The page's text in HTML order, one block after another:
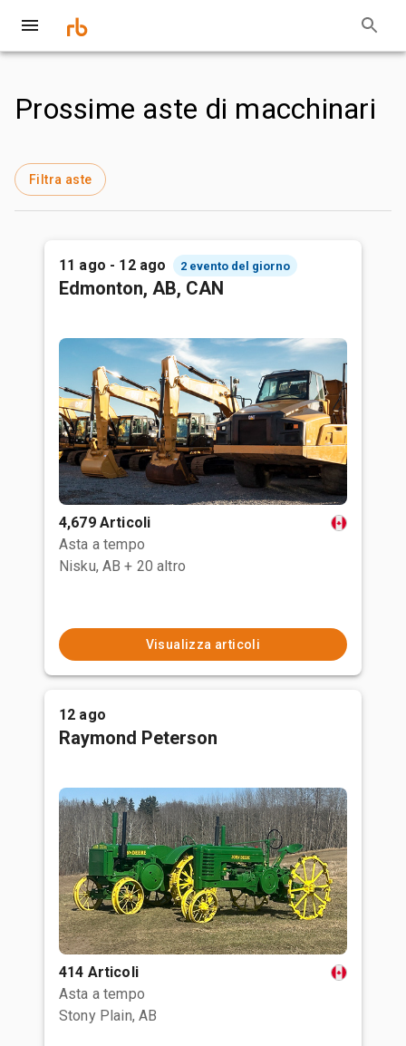
Prossime aste di macchinari
Filtra aste
11 ago - 12 ago 2 evento del giorno
Edmonton, AB, CAN
4,679 Articoli
Asta a tempo
Nisku, AB + 20 altro
Visualizza articoli
12 ago
Raymond Peterson
414 Articoli
Asta a tempo
Stony Plain, AB